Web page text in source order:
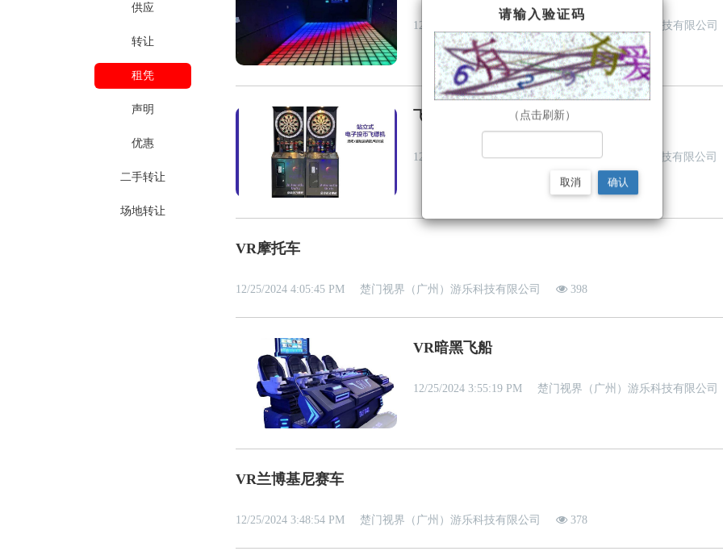
供应
转让
租凭
声明
优惠
二手转让
场地转让
12/25/2024 4:25:07 PM 楚门视界（广州）游乐科技有限公司
飞镖机
12/25/2024 4:11:23 PM 楚门视界（广州）游乐科技有限公司
VR摩托车
12/25/2024 4:05:45 PM 楚门视界（广州）游乐科技有限公司 398
VR暗黑飞船
12/25/2024 3:55:19 PM 楚门视界（广州）游乐科技有限公司
VR兰博基尼赛车
12/25/2024 3:48:54 PM 楚门视界（广州）游乐科技有限公司 378
请输入验证码
（点击刷新）
取消 确认